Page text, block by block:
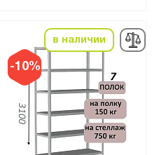
-10%
в наличии